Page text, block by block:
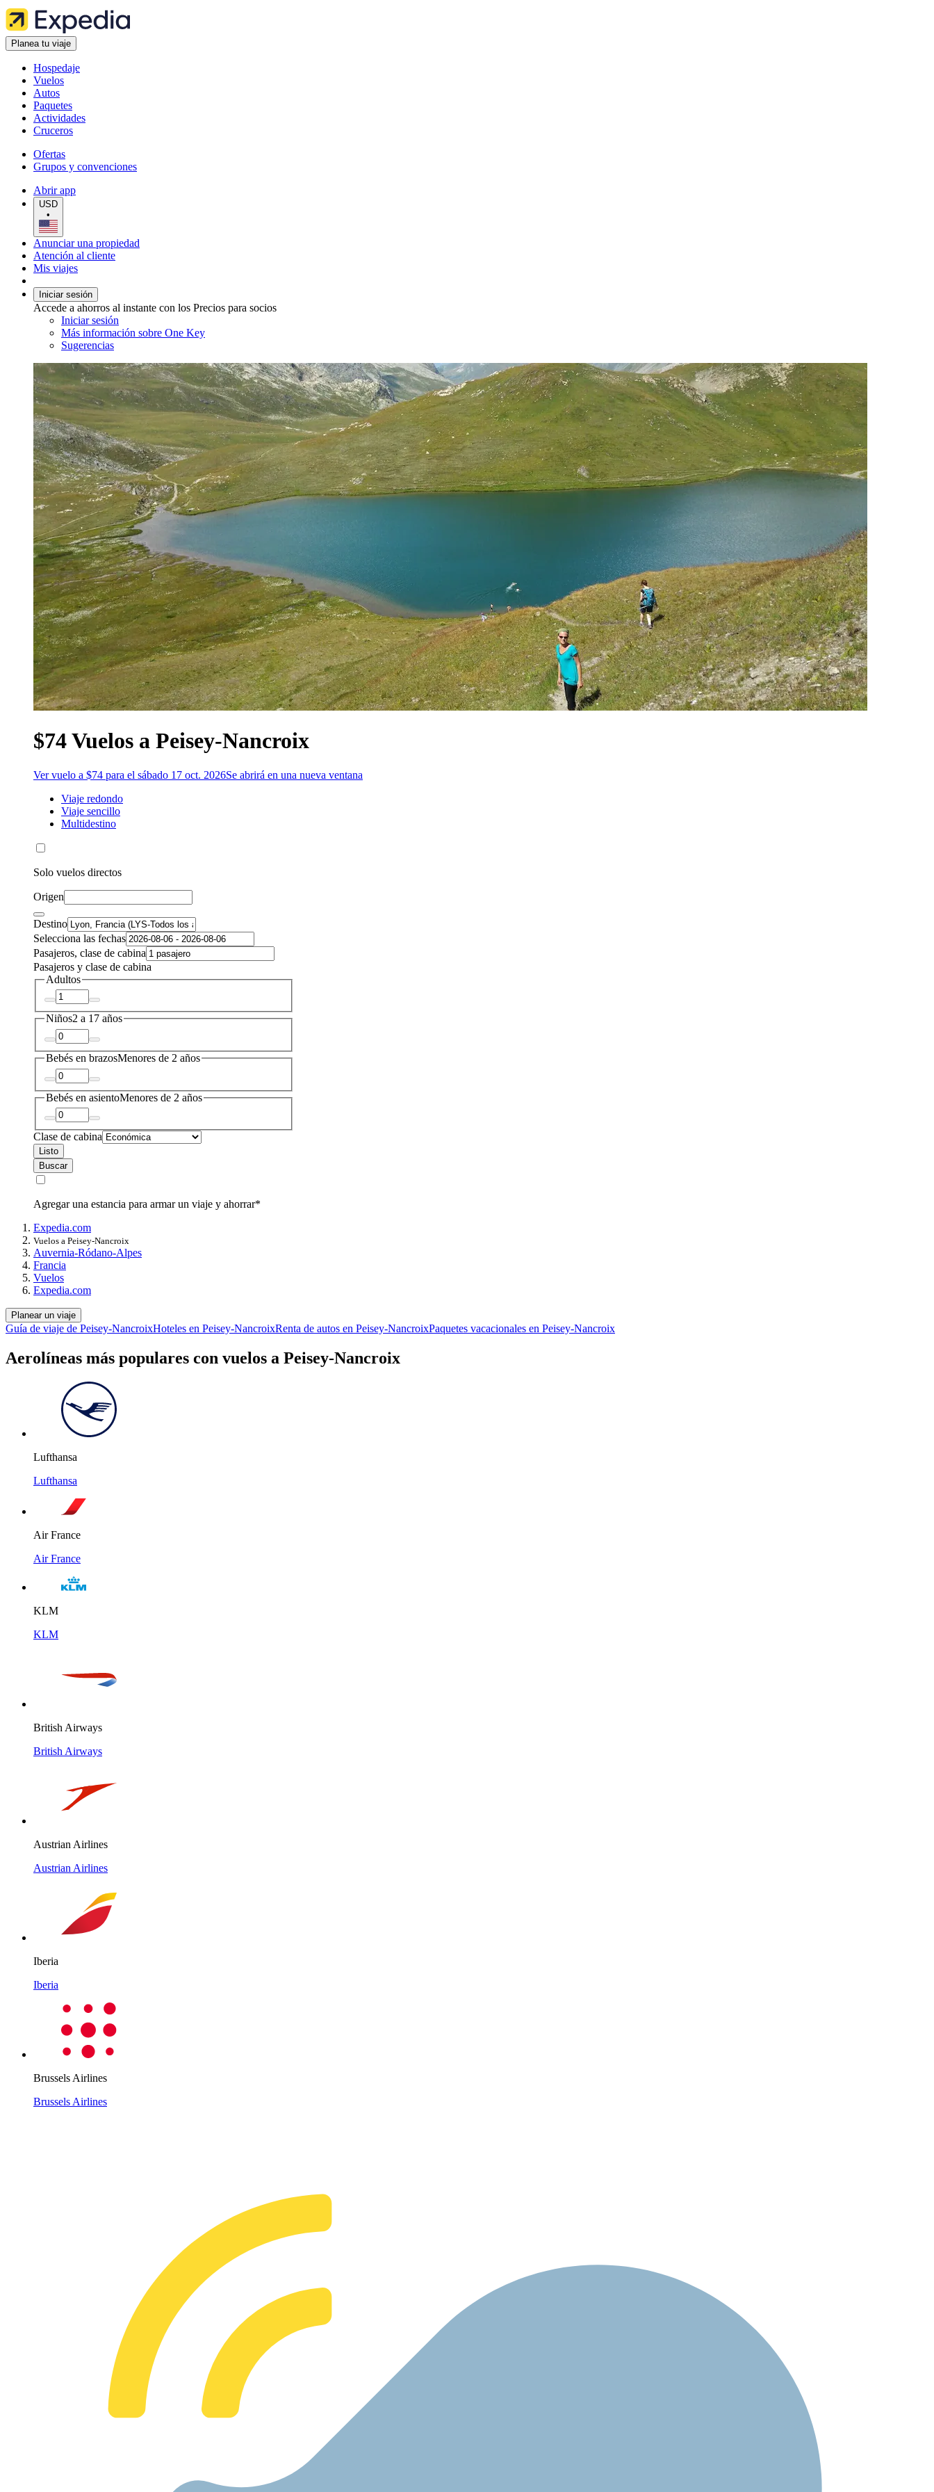
Planea tu viaje
Hospedaje
Vuelos
Autos
Paquetes
Actividades
Cruceros
Ofertas
Grupos y convenciones
Abrir app
USD
•
Anunciar una propiedad
Atención al cliente
Mis viajes
Iniciar sesión
Accede a ahorros al instante con los Precios para socios
Iniciar sesión
Más información sobre One Key
Sugerencias
$74 Vuelos a Peisey-Nancroix
Ver vuelo a $74 para el sábado 17 oct. 2026Se abrirá en una nueva ventana
Viaje redondo
Viaje sencillo
Multidestino
Solo vuelos directos
Origen
Destino
Selecciona las fechas
Pasajeros, clase de cabina
Pasajeros y clase de cabina
Adultos
Niños2 a 17 años
Bebés en brazosMenores de 2 años
Bebés en asientoMenores de 2 años
Clase de cabina
Listo
Buscar
Agregar una estancia para armar un viaje y ahorrar*
Expedia.com
Vuelos a Peisey-Nancroix
Auvernia-Ródano-Alpes
Francia
Vuelos
Expedia.com
Planear un viaje
Guía de viaje de Peisey-NancroixHoteles en Peisey-NancroixRenta de autos en Peisey-NancroixPaquetes vacacionales en Peisey-Nancroix
Aerolíneas más populares con vuelos a Peisey-Nancroix
Lufthansa
Lufthansa
Air France
Air France
KLM
KLM
British Airways
British Airways
Austrian Airlines
Austrian Airlines
Iberia
Iberia
Brussels Airlines
Brussels Airlines